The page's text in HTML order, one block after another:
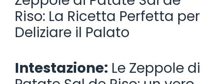
Riso: La Ricetta Perfetta per
Deliziare il Palato
Intestazione: Le Zeppole di